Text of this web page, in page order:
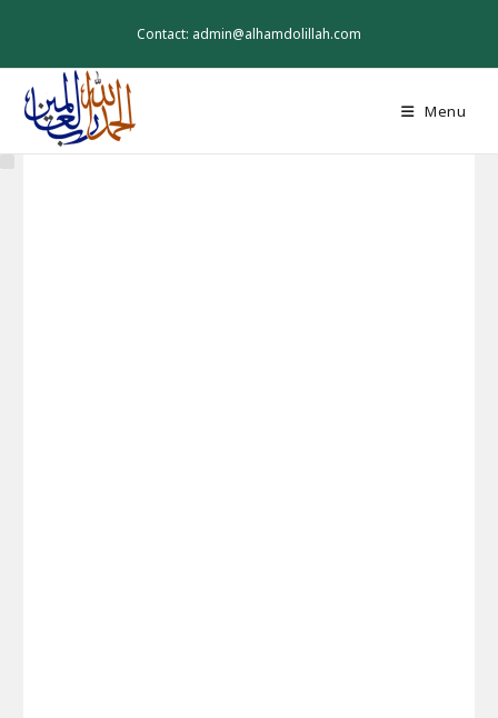
Contact: admin@alhamdolillah.com
Menu